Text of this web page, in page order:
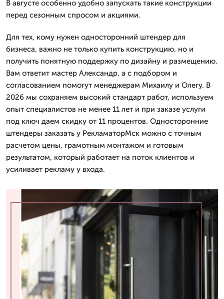
В августе особенно удобно запускать такие конструкции
перед сезонным спросом и акциями.
Для тех, кому нужен односторонний штендер для
бизнеса, важно не только купить конструкцию, но и
получить понятную поддержку по дизайну и размещению.
Вам ответит мастер Александр, а с подбором и
согласованием помогут менеджерам Михаилу и Олегу. В
2026 мы сохраняем высокий стандарт работ, используем
опыт специалистов не менее 11 лет и при заказе услуги
под ключ даем скидку от 11 процентов. Односторонние
штендеры заказать у РекламаторМск можно с точным
расчетом цены, грамотным монтажом и готовым
результатом, который работает на поток клиентов и
усиливает рекламу у входа.